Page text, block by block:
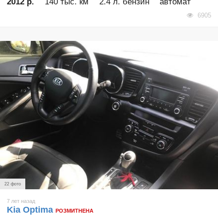
6905
22 фото
7 лет назад
Kia Optima РОЗМИТНЕНА